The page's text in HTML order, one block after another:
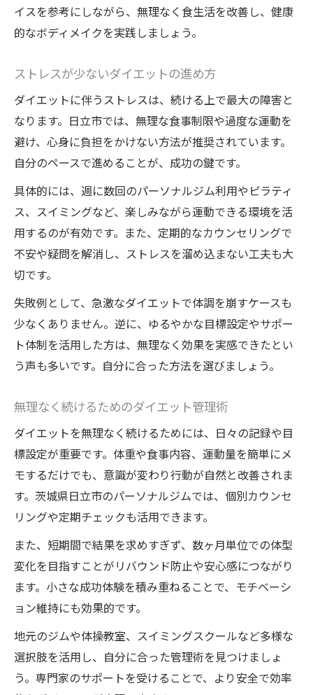
イスを参考にしながら、無理なく食生活を改善し、健康
的なボディメイクを実践しましょう。
ストレスが少ないダイエットの進め方
ダイエットに伴うストレスは、続ける上で最大の障害と
なります。日立市では、無理な食事制限や過度な運動を
避け、心身に負担をかけない方法が推奨されています。
自分のペースで進めることが、成功の鍵です。
具体的には、週に数回のパーソナルジム利用やピラティ
ス、スイミングなど、楽しみながら運動できる環境を活
用するのが有効です。また、定期的なカウンセリングで
不安や疑問を解消し、ストレスを溜め込まない工夫も大
切です。
失敗例として、急激なダイエットで体調を崩すケースも
少なくありません。逆に、ゆるやかな目標設定やサポー
ト体制を活用した方は、無理なく効果を実感できたとい
う声も多いです。自分に合った方法を選びましょう。
無理なく続けるためのダイエット管理術
ダイエットを無理なく続けるためには、日々の記録や目
標設定が重要です。体重や食事内容、運動量を簡単にメ
モするだけでも、意識が変わり行動が自然と改善されま
す。茨城県日立市のパーソナルジムでは、個別カウンセ
リングや定期チェックも活用できます。
また、短期間で結果を求めすぎず、数ヶ月単位での体型
変化を目指すことがリバウンド防止や安心感につながり
ます。小さな成功体験を積み重ねることで、モチベーシ
ョン維持にも効果的です。
地元のジムや体操教室、スイミングスクールなど多様な
選択肢を活用し、自分に合った管理術を見つけましょ
う。専門家のサポートを受けることで、より安全で効率